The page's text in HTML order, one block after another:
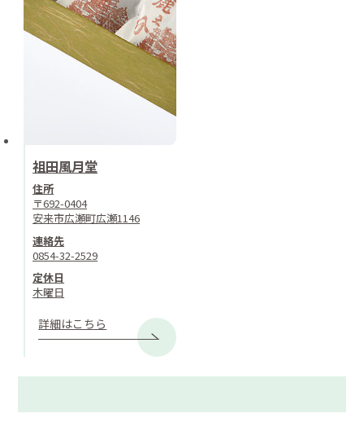
祖田風月堂
住所
〒692-0404
安来市広瀬町広瀬1146
連絡先
0854-32-2529
定休日
木曜日
詳細はこちら